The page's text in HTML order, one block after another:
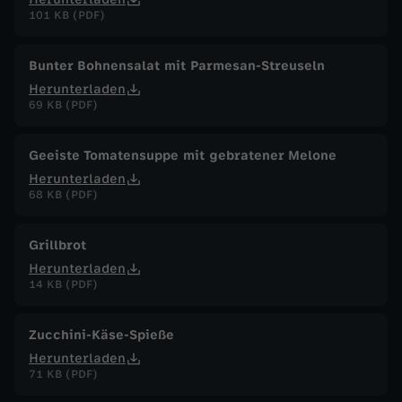
101 KB (PDF)
Bunter Bohnensalat mit Parmesan-Streuseln
Herunterladen
69 KB (PDF)
Geeiste Tomatensuppe mit gebratener Melone
Herunterladen
68 KB (PDF)
Grillbrot
Herunterladen
14 KB (PDF)
Zucchini-Käse-Spieße
Herunterladen
71 KB (PDF)